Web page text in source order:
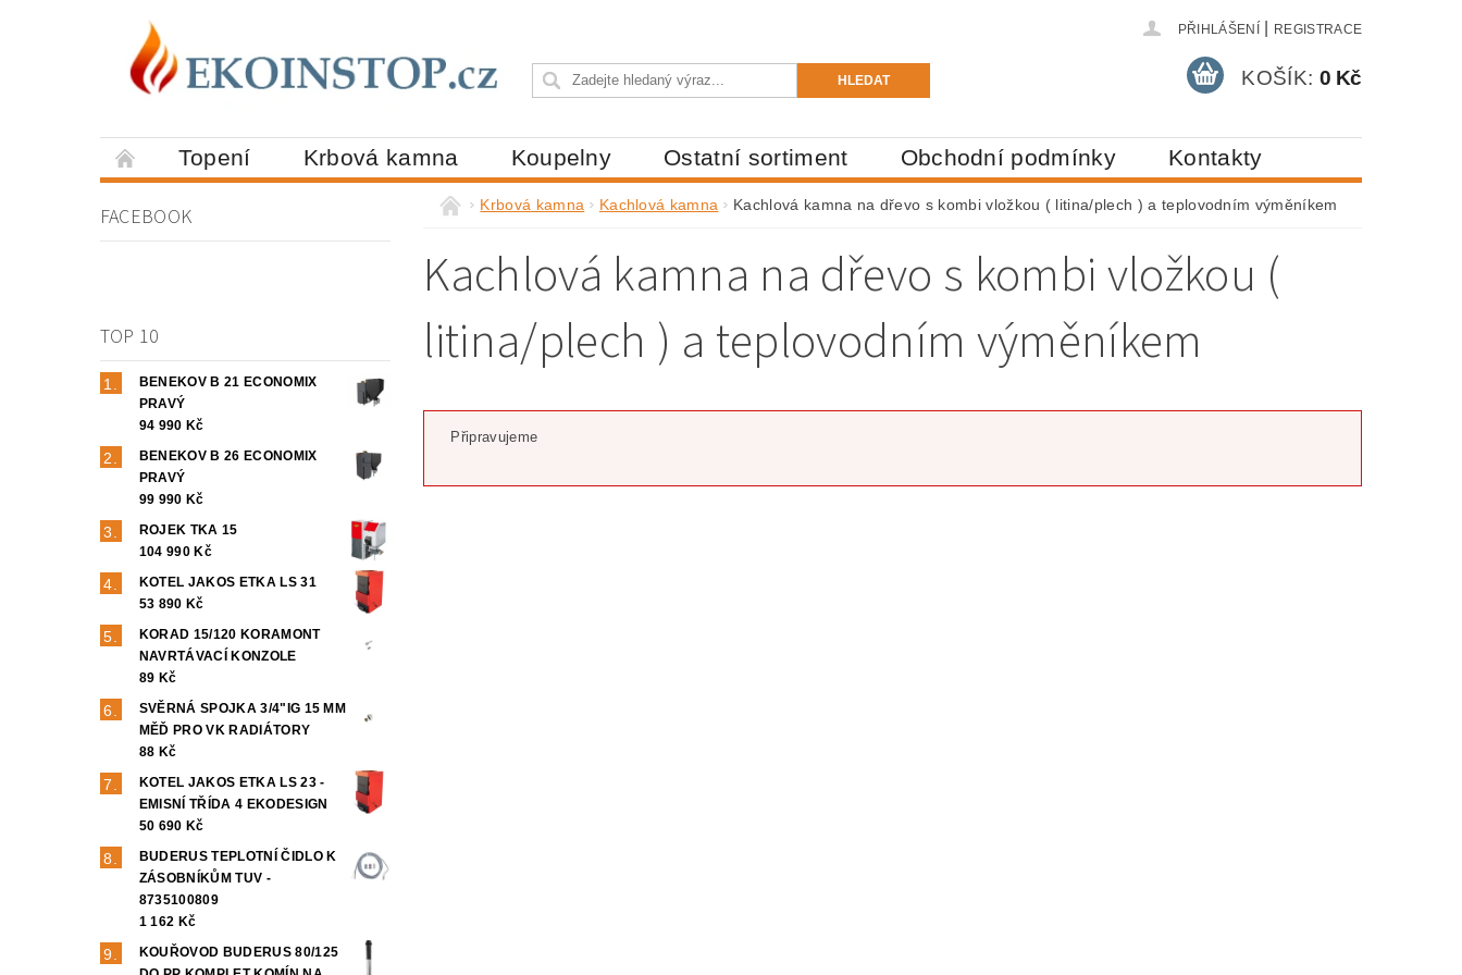
PŘIHLÁŠENÍ REGISTRACE
KOŠÍK: 0 Kč
Topení Krbová kamna Koupelny Ostatní sortiment Obchodní podmínky Kontakty
FACEBOOK
TOP 10
BENEKOV B 21 ECONOMIX
PRAVÝ
94 990 Kč
BENEKOV B 26 ECONOMIX
PRAVÝ
99 990 Kč
ROJEK TKA 15
104 990 Kč
KOTEL JAKOS ETKA LS 31
53 890 Kč
KORAD 15/120 KORAMONT
NAVRTÁVACÍ KONZOLE
89 Kč
SVĚRNÁ SPOJKA 3/4"IG 15 MM
MĚĎ PRO VK RADIÁTORY
88 Kč
KOTEL JAKOS ETKA LS 23 -
EMISNÍ TŘÍDA 4 EKODESIGN
50 690 Kč
BUDERUS TEPLOTNÍ ČIDLO K
ZÁSOBNÍKŮM TUV -
8735100809
1 162 Kč
KOUŘOVOD BUDERUS 80/125
Krbová kamna Kachlová kamna Kachlová kamna na dřevo s kombi vložkou ( litina/plech ) a teplovodním výměníkem
Kachlová kamna na dřevo s kombi vložkou (
litina/plech ) a teplovodním výměníkem
Připravujeme